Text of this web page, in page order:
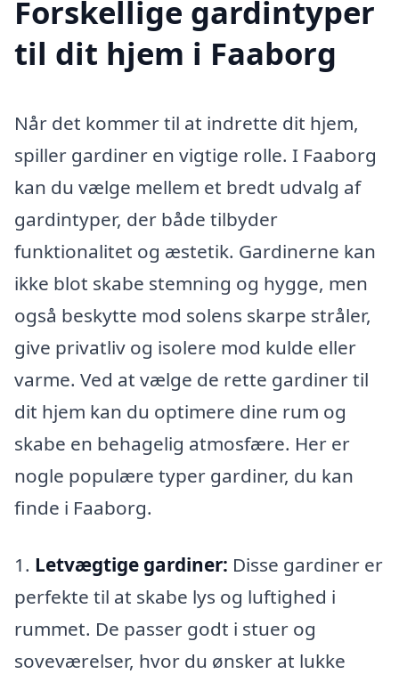
Forskellige gardintyper
til dit hjem i Faaborg
Når det kommer til at indrette dit hjem,
spiller gardiner en vigtige rolle. I Faaborg
kan du vælge mellem et bredt udvalg af
gardintyper, der både tilbyder
funktionalitet og æstetik. Gardinerne kan
ikke blot skabe stemning og hygge, men
også beskytte mod solens skarpe stråler,
give privatliv og isolere mod kulde eller
varme. Ved at vælge de rette gardiner til
dit hjem kan du optimere dine rum og
skabe en behagelig atmosfære. Her er
nogle populære typer gardiner, du kan
finde i Faaborg.
1. Letvægtige gardiner: Disse gardiner er
perfekte til at skabe lys og luftighed i
rummet. De passer godt i stuer og
soveværelser, hvor du ønsker at lukke